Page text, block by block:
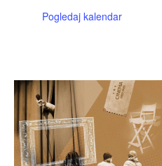
Pogledaj kalendar